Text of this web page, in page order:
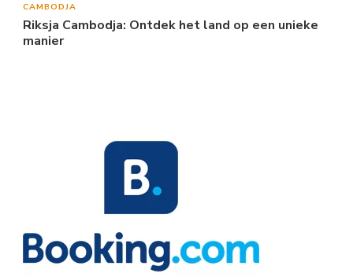
CAMBODJA
Riksja Cambodja: Ontdek het land op een unieke
manier